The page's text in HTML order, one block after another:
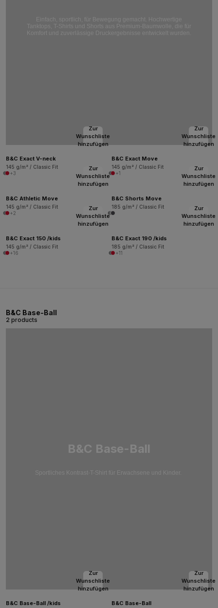
Einfach, sportlich, für Bewegung gemacht. Hochwertige
Tanktops, T-Shirts und Shorts aus Premium-Baumwolle, die für
Komfort und zuverlässige Druckergebnisse entwickelt wurden.
Zur
Wunschliste
hinzufügen
B&C Exact V-neck
145 g/m² / Classic Fit
+3
Zur
Wunschliste
hinzufügen
B&C Exact Move
145 g/m² / Classic Fit
+1
Zur
Wunschliste
hinzufügen
B&C Athletic Move
145 g/m² / Classic Fit
+2
Zur
Wunschliste
hinzufügen
B&C Shorts Move
185 g/m² / Classic Fit
Zur
Wunschliste
hinzufügen
B&C Exact 150 /kids
145 g/m² / Classic Fit
+16
Zur
Wunschliste
hinzufügen
B&C Exact 190 /kids
185 g/m² / Classic Fit
+11
B&C Base-Ball
2 products
B&C Base-Ball
Sportliches Kontrast-T-Shirt für Erwachsene und Kinder.
Zur
Wunschliste
hinzufügen
B&C Base-Ball /kids
Zur
Wunschliste
hinzufügen
B&C Base-Ball